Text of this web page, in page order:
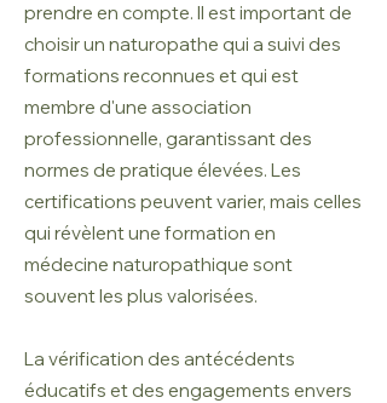
prendre en compte. Il est important de
choisir un naturopathe qui a suivi des
formations reconnues et qui est
membre d'une association
professionnelle, garantissant des
normes de pratique élevées. Les
certifications peuvent varier, mais celles
qui révèlent une formation en
médecine naturopathique sont
souvent les plus valorisées.
La vérification des antécédents
éducatifs et des engagements envers